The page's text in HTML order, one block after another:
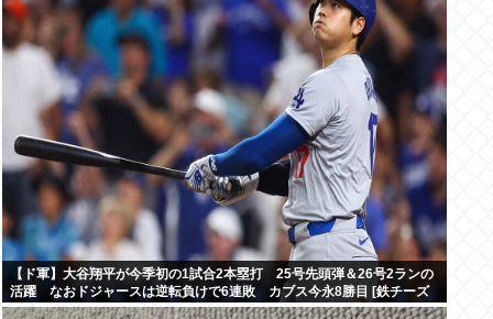
【ド軍】大谷翔平が今季初の1試合2本塁打 25号先頭弾＆26号2ランの
活躍 なおドジャースは逆転負けで6連敗 カブス今永8勝目 [鉄チーズ
烏★]